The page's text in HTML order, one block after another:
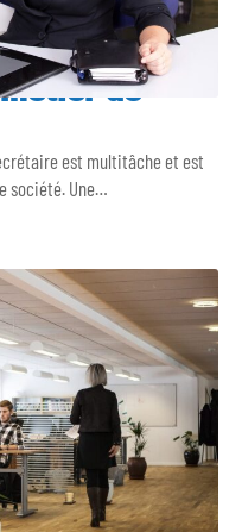
de
est multitâche et est
société. Une…